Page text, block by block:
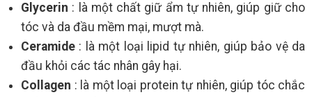
Glycerin : là một chất giữ ẩm tự nhiên, giúp giữ cho
tóc và da đầu mềm mại, mượt mà.
Ceramide : là một loại lipid tự nhiên, giúp bảo vệ da
đầu khỏi các tác nhân gây hại.
Collagen : là một loại protein tự nhiên, giúp tóc chắc